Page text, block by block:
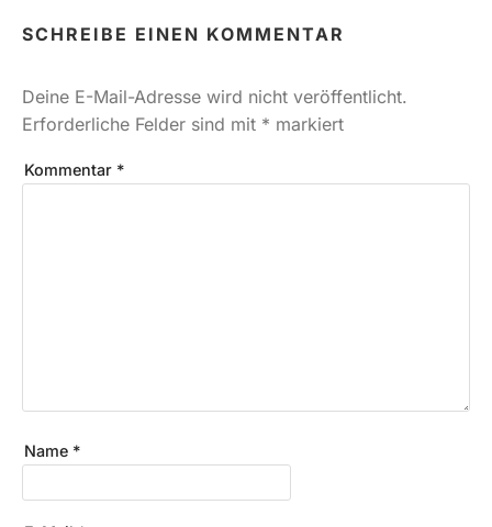
SCHREIBE EINEN KOMMENTAR
Deine E-Mail-Adresse wird nicht veröffentlicht.
Erforderliche Felder sind mit * markiert
Kommentar *
Name *